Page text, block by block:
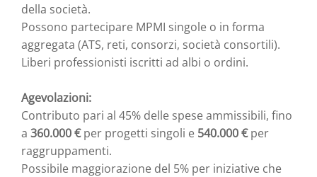
della società.
Possono partecipare MPMI singole o in forma
aggregata (ATS, reti, consorzi, società consortili).
Liberi professionisti iscritti ad albi o ordini.
Agevolazioni:
Contributo pari al 45% delle spese ammissibili, fino
a 360.000 €per progetti singoli e 540.000 €per
raggruppamenti.
Possibile maggiorazione del 5% per iniziative che